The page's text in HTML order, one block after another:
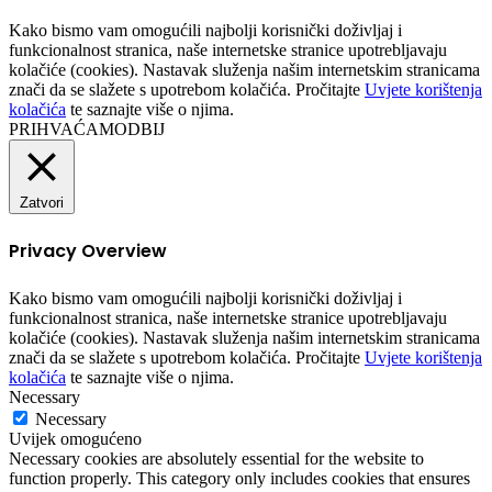
Kako bismo vam omogućili najbolji korisnički doživljaj i
funkcionalnost stranica, naše internetske stranice upotrebljavaju
kolačiće (cookies). Nastavak služenja našim internetskim stranicama
znači da se slažete s upotrebom kolačića. Pročitajte Uvjete korištenja
kolačića te saznajte više o njima.
PRIHVAĆAMODBIJ
Zatvori
Privacy Overview
Kako bismo vam omogućili najbolji korisnički doživljaj i
funkcionalnost stranica, naše internetske stranice upotrebljavaju
kolačiće (cookies). Nastavak služenja našim internetskim stranicama
znači da se slažete s upotrebom kolačića. Pročitajte Uvjete korištenja
kolačića te saznajte više o njima.
Necessary
Necessary
Uvijek omogućeno
Necessary cookies are absolutely essential for the website to
function properly. This category only includes cookies that ensures